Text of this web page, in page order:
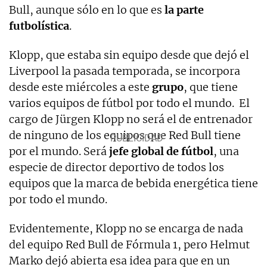
Bull, aunque sólo en lo que es la parte
futbolística.
Klopp, que estaba sin equipo desde que dejó el
Liverpool la pasada temporada, se incorpora
desde este miércoles a este grupo, que tiene
varios equipos de fútbol por todo el mundo. El
cargo de Jürgen Klopp no será el de entrenador
de ninguno de los equipos que Red Bull tiene
por el mundo. Serájefe global de fútbol, una
especie de director deportivo de todos los
equipos que la marca de bebida energética tiene
por todo el mundo.
Evidentemente, Klopp no se encarga de nada
del equipo Red Bull de Fórmula 1, pero Helmut
Marko dejó abierta esa idea para que en un